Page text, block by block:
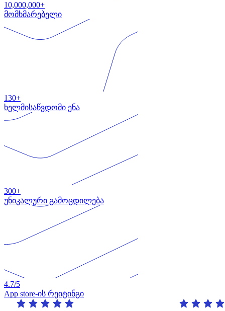
10,000,000+
მომხმარებელი
130+
ხელმისაწვდომი ენა
300+
უნიკალური გამოცდილება
4.7/5
App store-ის რეიტინგი